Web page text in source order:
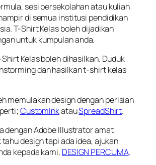
sesi persekolahan atau kuliah
di semua institusi pendidikan
T-Shirt Kelas boleh dijadikan
untuk kumpulan anda.
Kelas boleh dihasilkan. Duduk
dan hasilkan t-shirt kelas
memulakan design dengan perisian
CustomInkatauSpreadShirt.
dengan Adobe Illustrator amat
design tapi ada idea, ajukan
kepada kami, DESIGN PERCUMA.